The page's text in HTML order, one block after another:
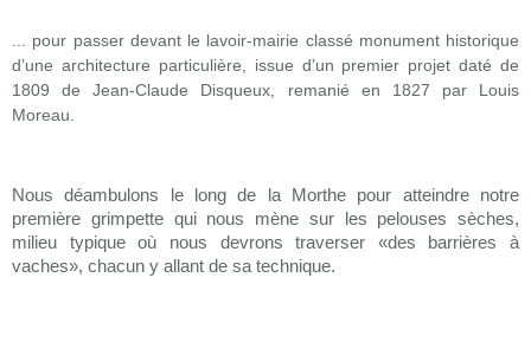
... pour passer devant le lavoir-mairie classé monument historique
d’une architecture particulière, issue d’un premier projet daté de
1809 de Jean-Claude Disqueux, remanié en 1827 par Louis
Moreau.
Nous déambulons le long de la Morthe pour atteindre notre
première grimpette qui nous mène sur les pelouses sèches,
milieu typique où nous devrons traverser «des barrières à
vaches», chacun y allant de sa technique.